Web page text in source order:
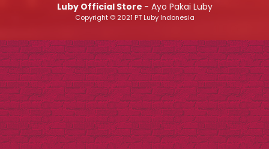
Luby Official Store - Ayo Pakai Luby
Copyright © 2021 PT Luby Indonesia